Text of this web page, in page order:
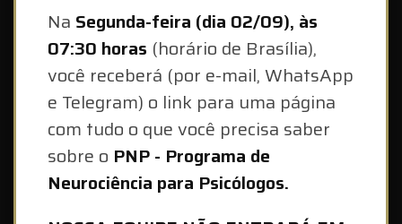
Na Segunda-feira (dia 02/09), às
07:30 horas (horário de Brasília),
você receberá (por e-mail, WhatsApp
e Telegram) o link para uma página
com tudo o que você precisa saber
sobre o PNP - Programa de
Neurociência para Psicólogos.